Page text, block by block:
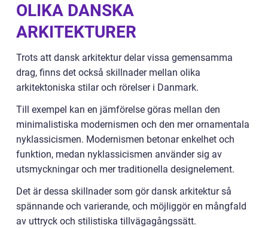
OLIKA DANSKA
ARKITEKTURER
Trots att dansk arkitektur delar vissa gemensamma
drag, finns det också skillnader mellan olika
arkitektoniska stilar och rörelser i Danmark.
Till exempel kan en jämförelse göras mellan den
minimalistiska modernismen och den mer ornamentala
nyklassicismen. Modernismen betonar enkelhet och
funktion, medan nyklassicismen använder sig av
utsmyckningar och mer traditionella designelement.
Det är dessa skillnader som gör dansk arkitektur så
spännande och varierande, och möjliggör en mångfald
av uttryck och stilistiska tillvägagångssätt.